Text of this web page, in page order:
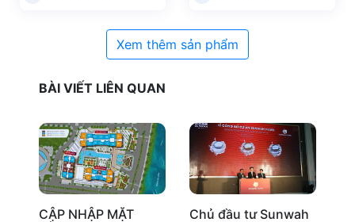
Xem thêm sản phẩm
BÀI VIẾT LIÊN QUAN
CẬP NHẬP MẶT
Chủ đầu tư Sunwah